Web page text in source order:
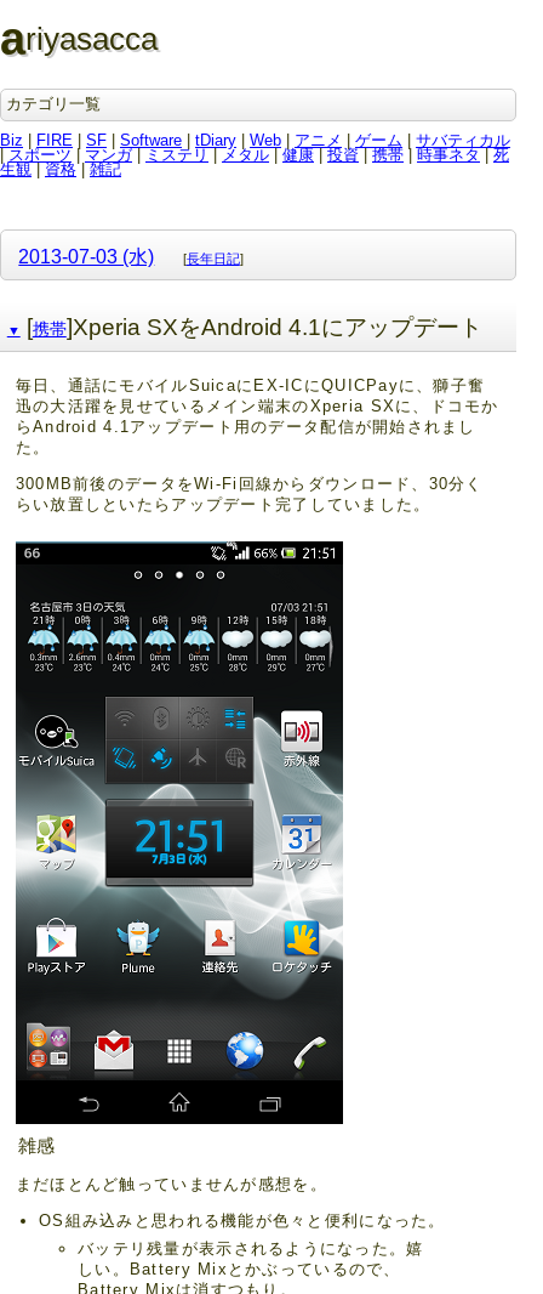
ariyasacca
カテゴリ一覧
Biz
FIRE SF Software tDiary Web アニメ ゲーム
サバティカル
スポーツ | マンガ| ミステリ メタル 健康 投資 携帯 | 時事ネタ
死
生観
資格| 雑記
2013-07-03 (水) [長年日記]
▼ [携帯]Xperia SXをAndroid 4.1にアップデート
毎日、通話にモバイルSuicaにEX-ICにQUICPayに、獅子奮
迅の大活躍を見せているメイン端末のXperia SXに、ドコモか
らAndroid 4.1アップデート用のデータ配信が開始されまし
た。
300MB前後のデータをWi-Fi回線からダウンロード、30分く
らい放置しといたらアップデート完了していました。
雑感
まだほとんど触っていませんが感想を。
OS組み込みと思われる機能が色々と便利になった。
バッテリ残量が表示されるようになった。嬉
しい。Battery Mixとかぶっているので、
Battery Mixは消すつもり。